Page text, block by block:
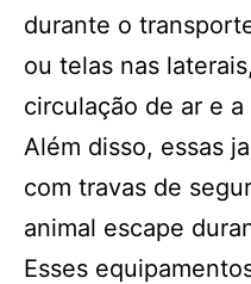
durante o
ou telas nas
circulação de ar e
Além disso, essas
com travas de
animal escape
Esses